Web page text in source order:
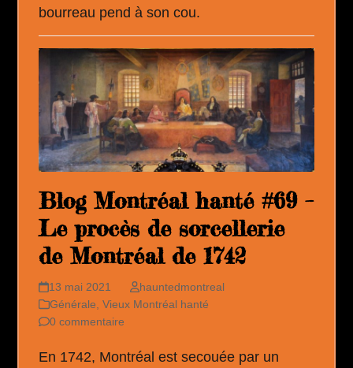
bourreau pend à son cou.
Blog Montréal hanté #69 –
Le procès de sorcellerie
de Montréal de 1742
13 mai 2021
hauntedmontreal
Générale,Vieux Montréal hanté
0 commentaire
En 1742, Montréal est secouée par un